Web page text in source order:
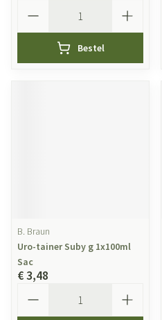
Bestel
B. Braun
Uro-tainer Suby g 1x100ml
Sac
€ 3,48